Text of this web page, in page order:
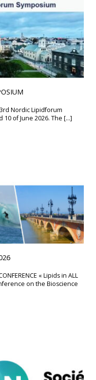
Nordic Lipidforum
10 of June 2026. The […]
« Lipids in ALL
on the Bioscience